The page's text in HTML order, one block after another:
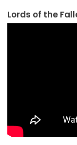
Lords of the